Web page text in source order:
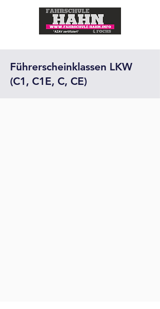
Führerscheinklassen LKW
(C1, C1E, C, CE)